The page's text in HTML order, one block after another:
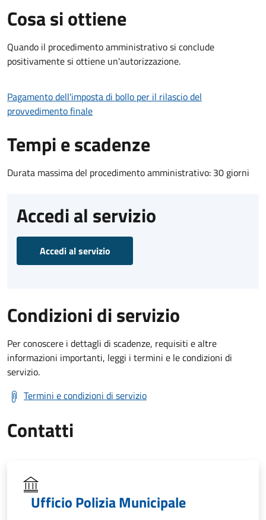
Cosa si ottiene
Quando il procedimento amministrativo si conclude
positivamente si ottiene un'autorizzazione.
Pagamento dell'imposta di bollo per il rilascio del
provvedimento finale
Tempi e scadenze
Durata massima del procedimento amministrativo: 30 giorni
Accedi al servizio
Accedi al servizio
Condizioni di servizio
Per conoscere i dettagli di scadenze, requisiti e altre
informazioni importanti, leggi i termini e le condizioni di
servizio.
Termini e condizioni di servizio
Contatti
Ufficio Polizia Municipale